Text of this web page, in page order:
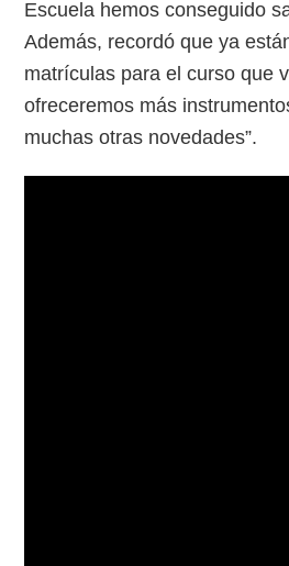
Escuela hemos conseguido
Además, recordó que ya
matrículas para el curso que
ofreceremos más
muchas otras novedades”.